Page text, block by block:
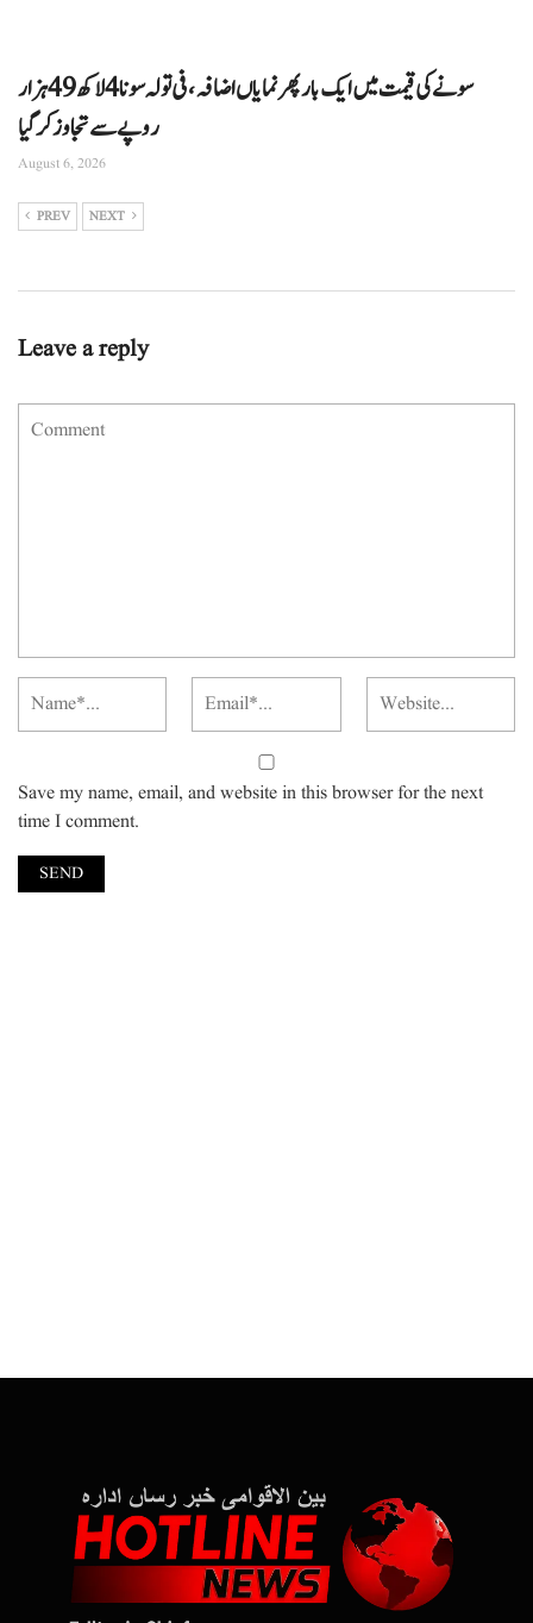
سونے کی قیمت میں ایک بار پھر نمایاں اضافہ، فی تولہ سونا 4 لاکھ 49 ہزار
روپے سے تجاوز کرگیا
August 6, 2026
PREV NEXT
Leave a reply
Save my name, email, and website in this browser for the next
time I comment.